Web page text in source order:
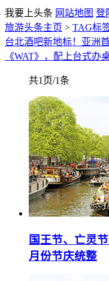
我要上头条 网站地图 登
旅游头条主页 > TAG标
台北酒吧新地标！亚洲
《WAT》，配上台式办
共1页/1条
国王节、亡灵
月份节庆统整